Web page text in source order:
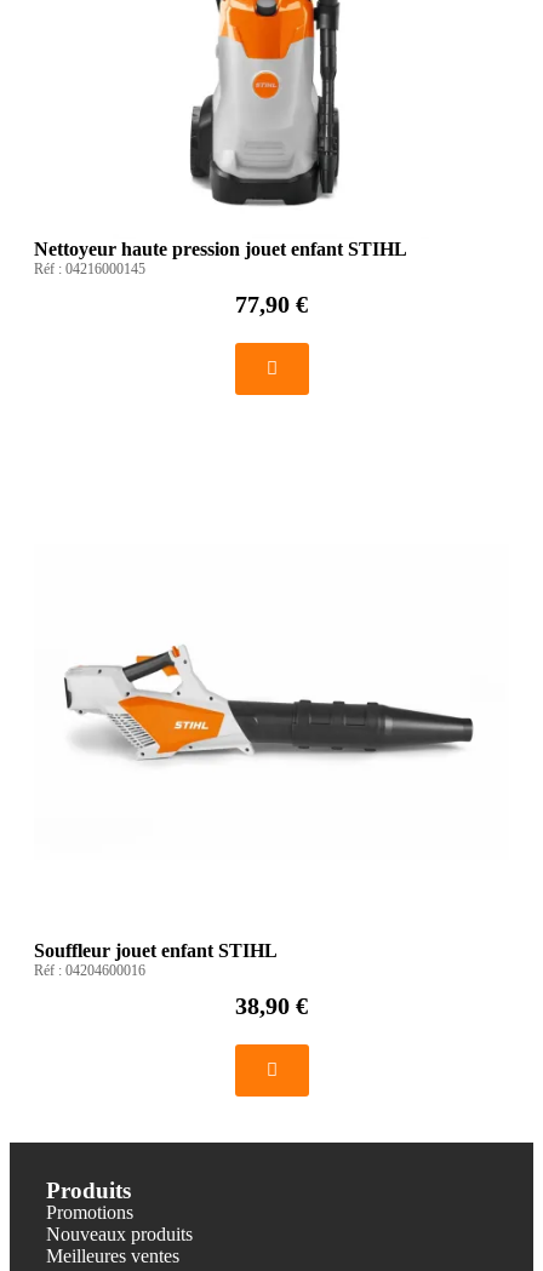
Nettoyeur haute pression jouet enfant STIHL
Réf : 04216000145
77,90 €
Souffleur jouet enfant STIHL
Réf : 04204600016
38,90 €
Produits
Promotions
Nouveaux produits
Meilleures ventes